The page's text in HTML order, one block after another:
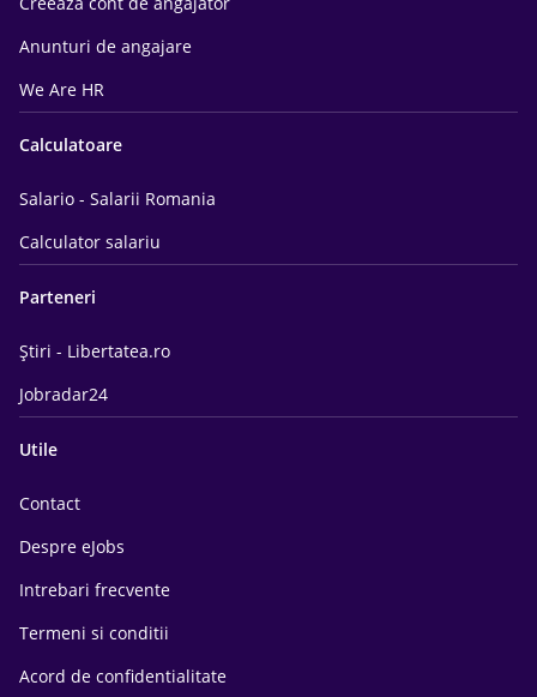
Anunturi de angajare
We Are HR
Calculatoare
Salario - Salarii Romania
Calculator salariu
Parteneri
Știri - Libertatea.ro
Jobradar24
Utile
Contact
Despre eJobs
Intrebari frecvente
Termeni si conditii
Acord de confidentialitate